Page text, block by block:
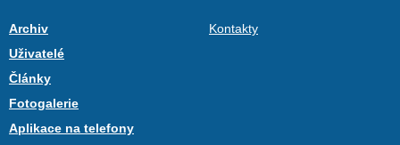
Archiv
Uživatelé
Články
Fotogalerie
Aplikace na telefony
Kontakty